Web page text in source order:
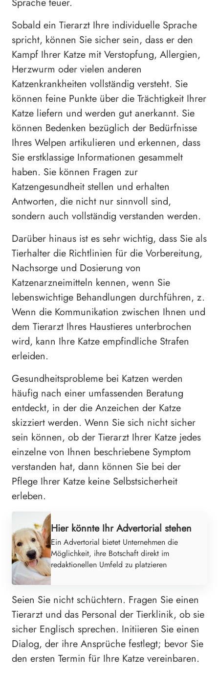
Sobald ein Tierarzt Ihre individuelle Sprache
spricht, können Sie sicher sein, dass er den
Kampf Ihrer Katze mit Verstopfung, Allergien,
Herzwurm oder vielen anderen
Katzenkrankheiten vollständig versteht. Sie
können feine Punkte über die Trächtigkeit Ihrer
Katze liefern und werden gut anerkannt. Sie
können Bedenken bezüglich der Bedürfnisse
Ihres Welpen artikulieren und erkennen, dass
Sie erstklassige Informationen gesammelt
haben. Sie können Fragen zur
Katzengesundheit stellen und erhalten
Antworten, die nicht nur sinnvoll sind,
sondern auch vollständig verstanden werden.
Darüber hinaus ist es sehr wichtig, dass Sie als
Tierhalter die Richtlinien für die Vorbereitung,
Nachsorge und Dosierung von
Katzenarzneimitteln kennen, wenn Sie
lebenswichtige Behandlungen durchführen, z.
Wenn die Kommunikation zwischen Ihnen und
dem Tierarzt Ihres Haustieres unterbrochen
wird, kann Ihre Katze empfindliche Strafen
erleiden.
Gesundheitsprobleme bei Katzen werden
häufig nach einer umfassenden Beratung
entdeckt, in der die Anzeichen der Katze
skizziert werden. Wenn Sie sich nicht sicher
sein können, ob der Tierarzt Ihrer Katze jedes
einzelne von Ihnen beschriebene Symptom
verstanden hat, dann können Sie bei der
Pflege Ihrer Katze keine Selbstsicherheit
erleben.
Hier könnte Ihr Advertorial stehen
Ein Advertorial bietet Unternehmen die
Möglichkeit, ihre Botschaft direkt im
redaktionellen Umfeld zu platzieren
Seien Sie nicht schüchtern. Fragen Sie einen
Tierarzt und das Personal der Tierklinik, ob sie
sicher Englisch sprechen. Initiieren Sie einen
Dialog, der ihre Ansprüche festlegt; bevor Sie
den ersten Termin für Ihre Katze vereinbaren.